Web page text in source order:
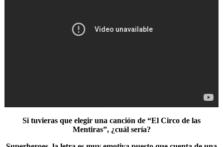
Si tuvieras que elegir una canción de “El Circo de las
Mentiras”, ¿cuál sería?